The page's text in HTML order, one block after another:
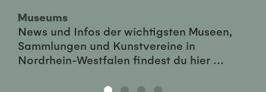
Museums
News und Infos der wichtigsten Museen,
Sammlungen und Kunstvereine in
Nordrhein-Westfalen findest du hier ...